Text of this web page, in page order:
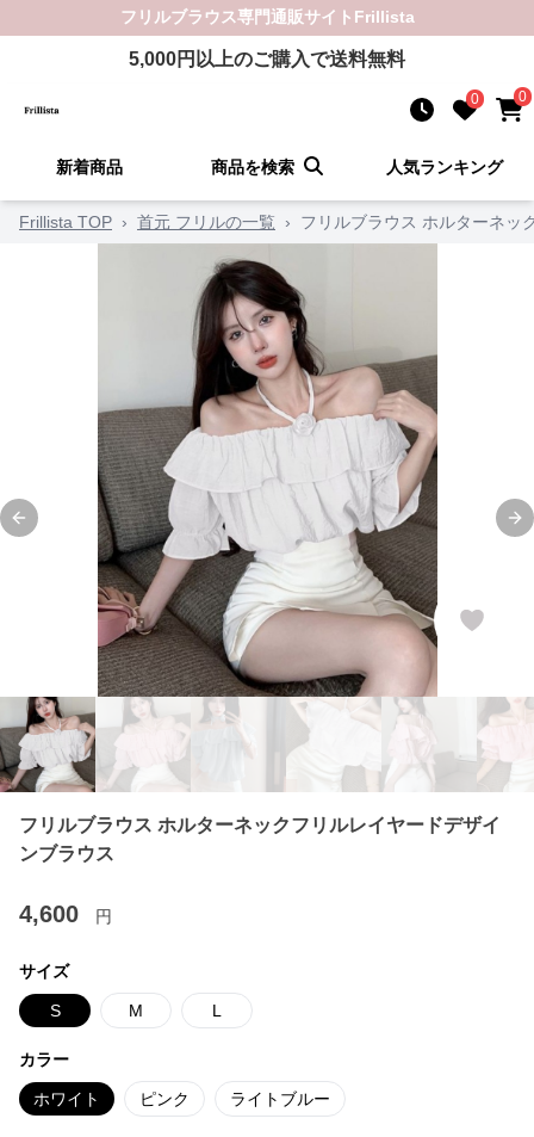
フリルブラウス専門通販サイト Frillista
5,000円以上のご購入で送料無料
0 0
新着商品 商品を検索 人気ランキング
Frillista TOP › 首元 フリルの一覧 › フリルブラウス ホルターネッ
Previous slide
フリルブラウス ホルターネックフリルレイヤードデザイ
ンブラウス
4,600 円
サイズ
S M L
カラー
ホワイト ピンク ライトブルー